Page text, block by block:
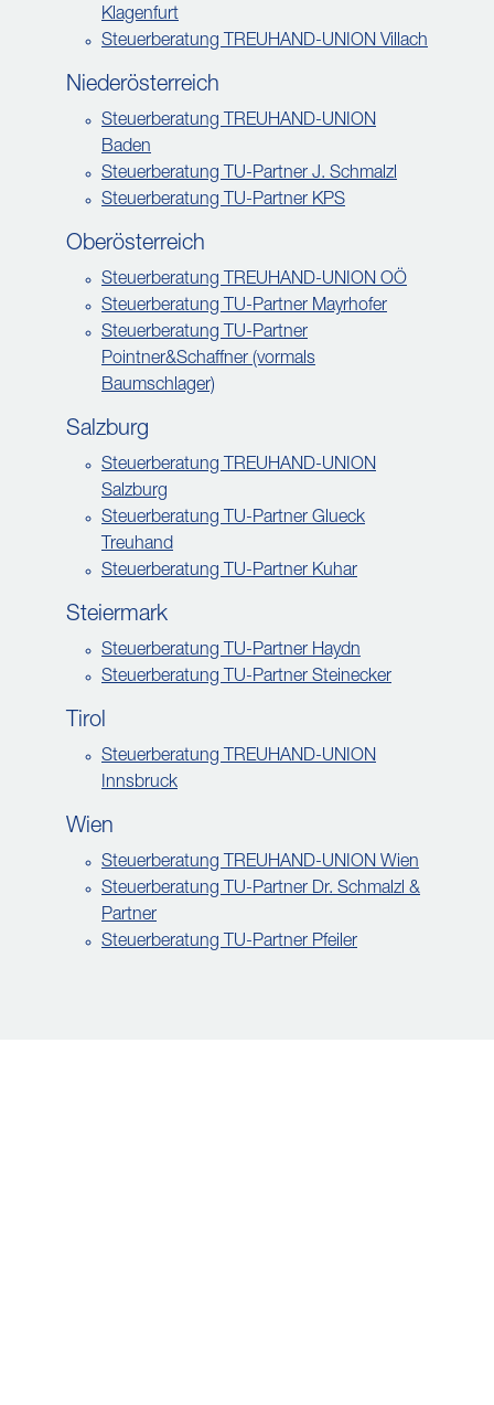
Klagenfurt
Steuerberatung TREUHAND-UNION Villach
Niederösterreich
Steuerberatung TREUHAND-UNION
Baden
Steuerberatung TU-Partner J. Schmalzl
Steuerberatung TU-Partner KPS
Oberösterreich
Steuerberatung TREUHAND-UNION OÖ
Steuerberatung TU-Partner Mayrhofer
Steuerberatung TU-Partner
Pointner&Schaffner (vormals
Baumschlager)
Salzburg
Steuerberatung TREUHAND-UNION
Salzburg
Steuerberatung TU-Partner Glueck
Treuhand
Steuerberatung TU-Partner Kuhar
Steiermark
Steuerberatung TU-Partner Haydn
Steuerberatung TU-Partner Steinecker
Tirol
Steuerberatung TREUHAND-UNION
Innsbruck
Wien
Steuerberatung TREUHAND-UNION Wien
Steuerberatung TU-Partner Dr. Schmalzl &
Partner
Steuerberatung TU-Partner Pfeiler